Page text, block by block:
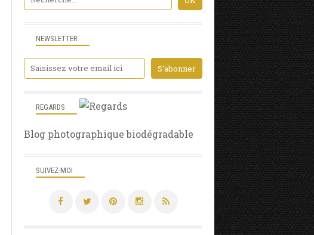
NEWSLETTER
SUIVEZ-MOI
REGARDS
Blog photographique biodégradable